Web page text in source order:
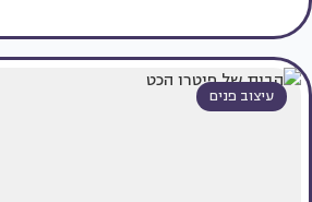
עיצוב פנים